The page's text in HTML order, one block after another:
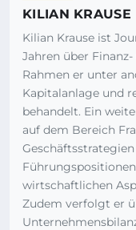
KILIAN KRAUSE
Kilian Krause ist
Jahren über
Rahmen er unter
Kapitalanlage und
behandelt. Ein
auf dem Bereich
wirtschaftlichen
Zudem verfolgt er